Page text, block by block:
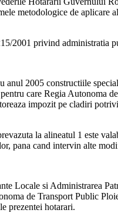
metodologice de aplicare
2001 privind administratia
anul 2005 constructiile
care Regia Autonoma
impozit pe cladiri
la alineatul 1 este
pana cand intervin alte
Locale si Administrarea
de Transport Public
prezentei hotarari.